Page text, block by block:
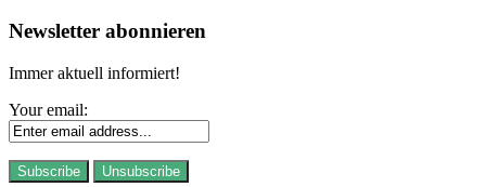
Newsletter abonnieren
Immer aktuell informiert!
Your email: